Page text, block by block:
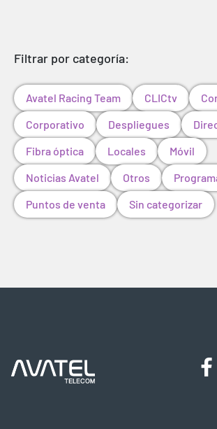
Filtrar por categoría:
Avatel Racing Team CLICtv
Corporativo
Despliegues
Fibra óptica
Locales
Móvil
Noticias Avatel
Otros
Puntos de venta
Sin categorizar